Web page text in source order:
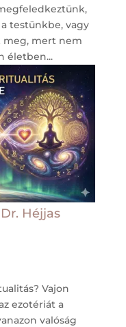
testünkbe, vagy
mert nem
életben...
Héjjas
Vajon
ezotériát a
valóság